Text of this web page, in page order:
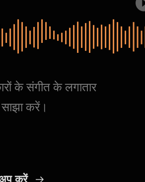
के संगीत के लगातार
करें।
करें